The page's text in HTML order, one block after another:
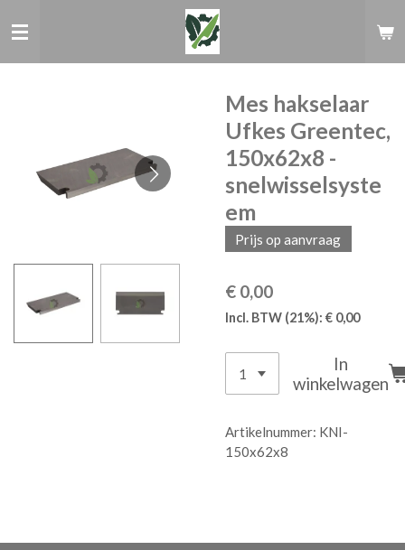
direct
Mes hakselaar
Ufkes Greentec,
150x62x8 -
snelwisselsyste
em
Prijs op aanvraag
€ 0,00
Incl. BTW (21%): € 0,00
In
winkelwagen
Artikelnummer: KNI-
150x62x8